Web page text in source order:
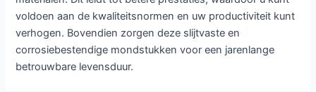
voldoen aan de kwaliteitsnormen en uw productiviteit kunt
verhogen. Bovendien zorgen deze slijtvaste en
corrosiebestendige mondstukken voor een jarenlange
betrouwbare levensduur.